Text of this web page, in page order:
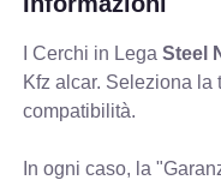
I Cerchi in LegaSteel
Kfz alcar. Seleziona la
compatibilità.
In ogni caso, la